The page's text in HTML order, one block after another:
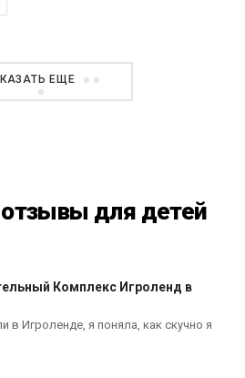
ЕЩЕ
для детей
Комплекс Игроленд в
в Игроленде, я поняла, как скучно я